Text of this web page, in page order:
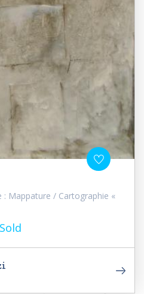
: Mappature / Cartographie «
Sold